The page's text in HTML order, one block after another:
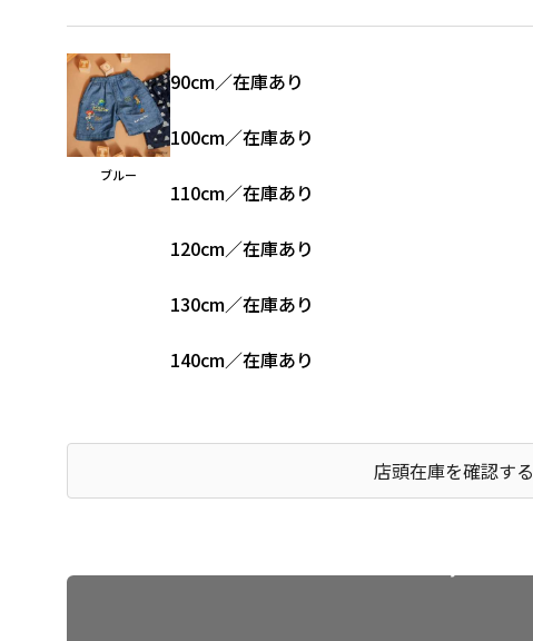
ブルー
90cm／在庫あり
100cm／在庫あり
110cm／在庫あり
120cm／在庫あり
130cm／在庫あり
140cm／在庫あり
店頭在庫を確認する